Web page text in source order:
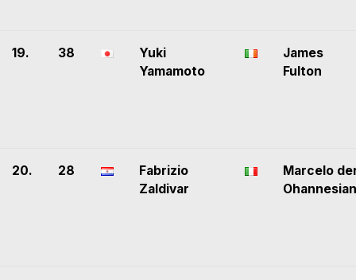
19. 38
Yuki
Yamamoto
James
Fulton
20. 28
Fabrizio
Zaldivar
Marcelo
Ohannesian